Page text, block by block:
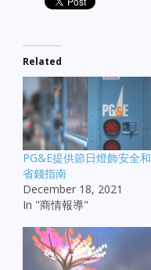
Related
PG&E提供節日燈飾安全和
省錢指南
December 18, 2021
In "商情報導"